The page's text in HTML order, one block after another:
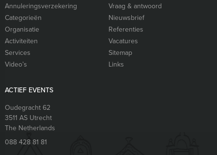
Annuleringsverzekering
Vraag & antwoord
Categorieën
Nieuwsbrief
Organisatie
Referenties
Activiteiten
Vacatures
Services
Sitemap
Video’s
Links
ACTIEF EVENTS
Oudegracht 62
3511 AS Utrecht
The Netherlands
088 428 81 81